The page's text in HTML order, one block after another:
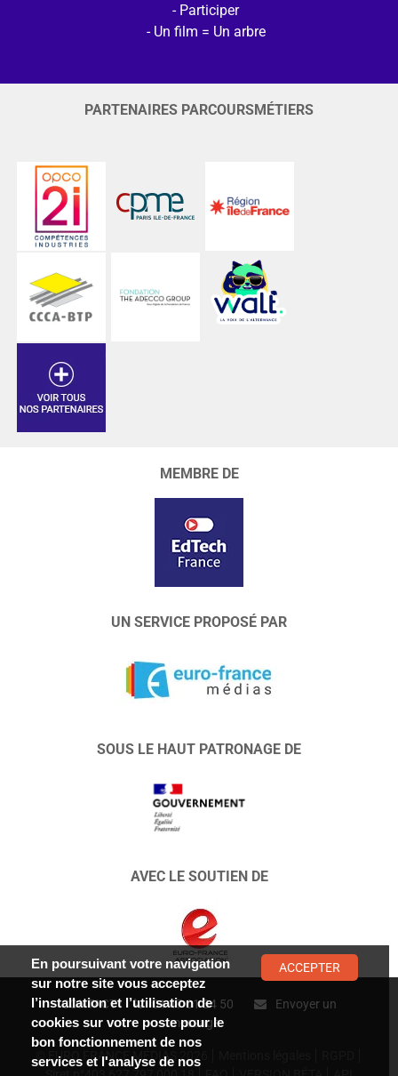
Participer
Un film = Un arbre
PARTENAIRES PARCOURSMÉTIERS
MEMBRE DE
UN SERVICE PROPOSÉ PAR
SOUS LE HAUT PATRONAGE DE
AVEC LE SOUTIEN DE
CONTACT : 01 47 01 34 50
Envoyer un
message
© EURO FRANCE MÉDIAS 2026
En poursuivant votre navigation
sur notre site vous acceptez
l’installation et l’utilisation de
cookies sur votre poste pour le
bon fonctionnement de nos
services et l'analyse de nos
ACCEPTER